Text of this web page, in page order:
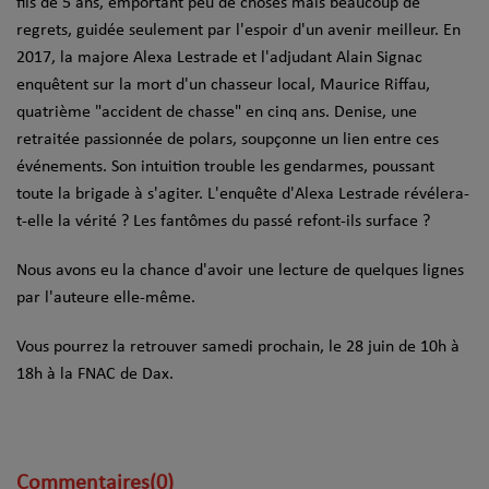
regrets, guidée seulement par l'espoir d'un avenir meilleur. En
2017, la majore Alexa Lestrade et l'adjudant Alain Signac
enquêtent sur la mort d'un chasseur local, Maurice Riffau,
quatrième "accident de chasse" en cinq ans. Denise, une
retraitée passionnée de polars, soupçonne un lien entre ces
événements. Son intuition trouble les gendarmes, poussant
toute la brigade à s'agiter. L'enquête d'Alexa Lestrade révélera-
t-elle la vérité ? Les fantômes du passé refont-ils surface ?
Nous avons eu la chance d'avoir une lecture de quelques lignes
par l'auteure elle-même.
Vous pourrez la retrouver samedi prochain, le 28 juin de 10h à
18h à la FNAC de Dax.
Commentaires(0)